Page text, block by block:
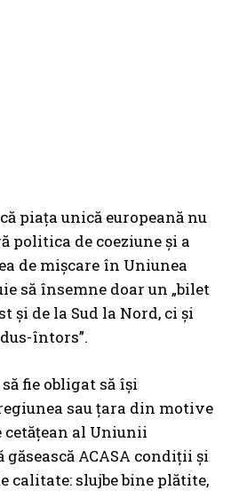
piața unică europeană nu
politica de coeziune și a
de mișcare în Uniunea
să însemne doar un „bilet
și de la Sud la Nord, ci și
întors”.
fie obligat să își
sau țara din motive
cetățean al Uniunii
găsească ACASA condiții și
calitate: slujbe bine plătite,